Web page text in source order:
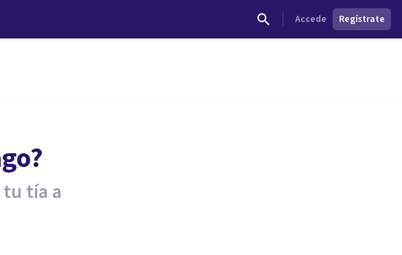
Accede Regístrate
tu tía a